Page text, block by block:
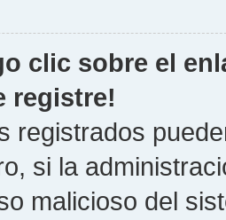
clic sobre el
registre!
registrados
si la
malicioso del